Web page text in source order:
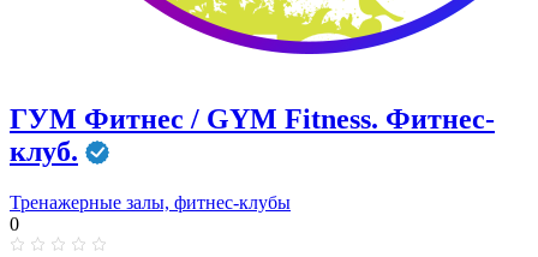
ГУМ Фитнес / GYM Fitness. Фитнес-
клуб.
Тренажерные залы, фитнес-клубы
0